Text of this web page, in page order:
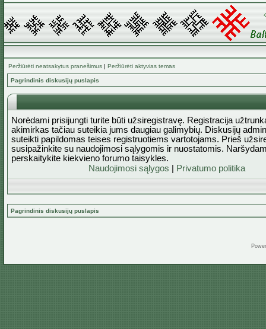
Peržiūrėti neatsakytus pranešimus | Peržiūrėti aktyvias temas
Pagrindinis diskusijų puslapis
Norėdami prisijungti turite būti užsiregistravę. Registracija
akimirkas tačiau suteikia jums daugiau galimybių. Diskusijų
suteikti papildomas teises registruotiems vartotojams. Prieš
susipažinkite su naudojimosi sąlygomis ir nuostatomis.
perskaitykite kiekvieno forumo taisykles.
Naudojimosi sąlygos
Privatumo politika
Pagrindinis diskusijų puslapis